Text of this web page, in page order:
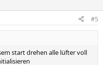
#5
start drehen alle lüfter voll